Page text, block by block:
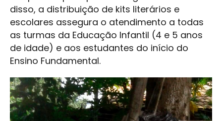
disso, a distribuição de kits literários e
escolares assegura o atendimento a todas
as turmas da Educação Infantil (4 e 5 anos
de idade) e aos estudantes do início do
Ensino Fundamental.